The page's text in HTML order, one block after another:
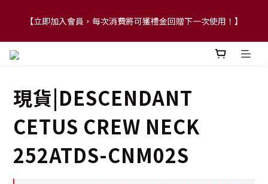
【FLASH SALE 兩件指定現貨產品即享88折】
【立即加入會員，每次消費將可獲禮金回贈下一次使用！】
【FLASH SALE 兩件指定現貨產品即享88折】
現貨|DESCENDANT
CETUS CREW NECK
252ATDS-CNM02S